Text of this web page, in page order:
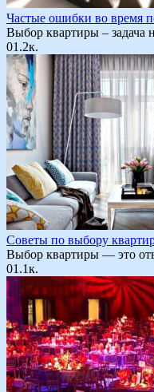
Частые ошибки во время
Выбор квартиры – задача
01.2к.
Советы по выбору
Выбор квартиры — это
01.1к.